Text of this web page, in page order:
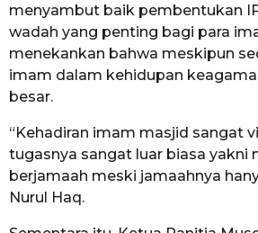
menyambut baik pembentukan
wadah yang penting bagi para
menekankan bahwa meskipun
imam dalam kehidupan
besar.
“Kehadiran imam masjid sangat
tugasnya sangat luar biasa yakni
berjamaah meski jamaahnya
Nurul Haq.